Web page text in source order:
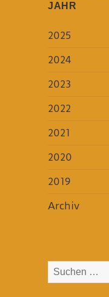
JAHR
2025
2024
2023
2022
2021
2020
2019
Archiv
Suchen
nach: